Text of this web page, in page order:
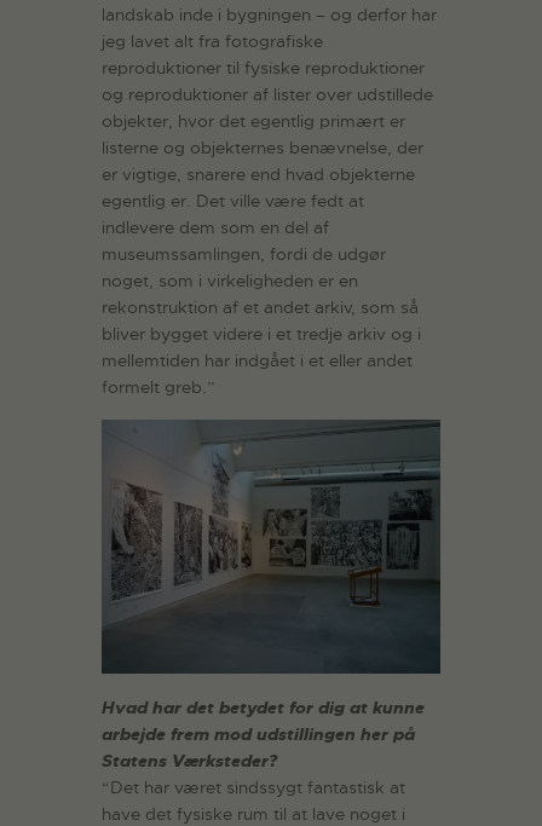
landskab inde i bygningen – og derfor har
jeg lavet alt fra fotografiske
reproduktioner til fysiske reproduktioner
og reproduktioner af lister over udstillede
objekter, hvor det egentlig primært er
listerne og objekternes benævnelse, der
er vigtige, snarere end hvad objekterne
egentlig er. Det ville være fedt at
indlevere dem som en del af
museumssamlingen, fordi de udgør
noget, som i virkeligheden er en
rekonstruktion af et andet arkiv, som så
bliver bygget videre i et tredje arkiv og i
mellemtiden har indgået i et eller andet
formelt greb.”
Hvad har det betydet for dig at kunne
arbejde frem mod udstillingen her på
Statens Værksteder?
“Det har været sindssygt fantastisk at
have det fysiske rum til at lave noget i